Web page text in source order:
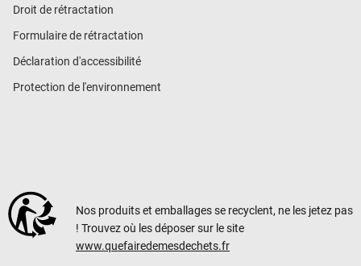
Droit de rétractation
Formulaire de rétractation
Déclaration d'accessibilité
Protection de l'environnement
Nos produits et emballages se recyclent, ne les jetez pas
! Trouvez où les déposer sur le site
www.quefairedemesdechets.fr